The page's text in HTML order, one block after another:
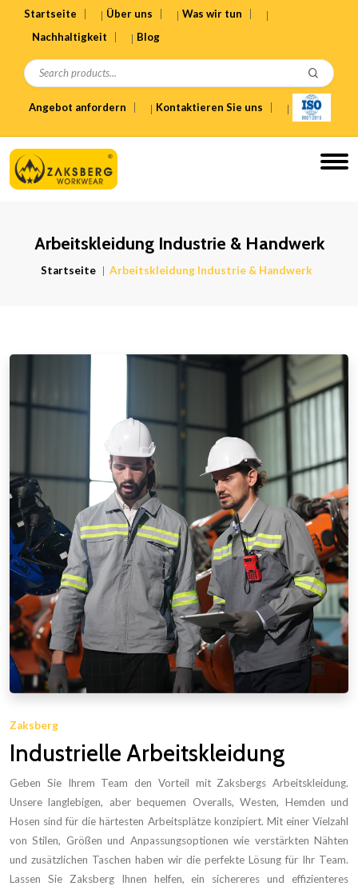
Startseite Über uns
Was wir tun
Nachhaltigkeit
Blog
Angebot anfordern Kontaktieren Sie uns
Arbeitskleidung Industrie & Handwerk
Startseite Arbeitskleidung Industrie & Handwerk
Zaksberg
Industrielle Arbeitskleidung
Geben Sie Ihrem Team den Vorteil mit Zaksbergs Arbeitskleidung.
Unsere langlebigen, aber bequemen Overalls, Westen, Hemden und
Hosen sind für die härtesten Arbeitsplätze konzipiert. Mit einer Vielzahl
von Stilen, Größen und Anpassungsoptionen wie verstärkten Nähten
und zusätzlichen Taschen haben wir die perfekte Lösung für Ihr Team.
Lassen Sie Zaksberg Ihnen helfen, ein sichereres und effizienteres